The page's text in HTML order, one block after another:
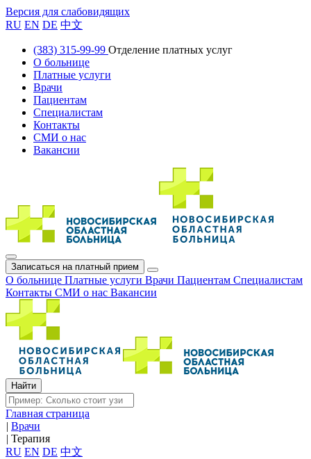
Версия для слабовидящих
RU EN DE 中文
(383) 315-99-99 Отделение платных услуг
О больнице
Платные услуги
Врачи
Пациентам
Специалистам
Контакты
СМИ о нас
Вакансии
Записаться на платный прием
О больнице Платные услуги Врачи Пациентам Специалистам
Контакты СМИ о нас Вакансии
Главная страница
| Врачи
| Терапия
RU EN DE 中文